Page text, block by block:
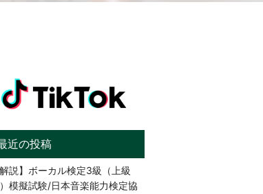
解説】ボーカル検定3級（上級
模擬試験/日本音楽能力検定協